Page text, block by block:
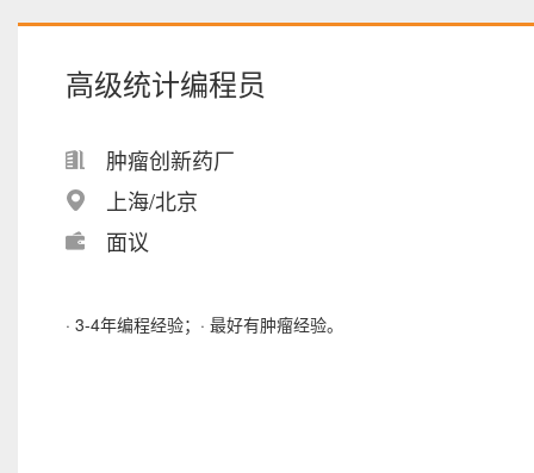
高级统计编程员
肿瘤创新药厂
上海/北京
面议
· 3-4年编程经验；· 最好有肿瘤经验。